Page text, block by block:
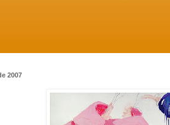
2007